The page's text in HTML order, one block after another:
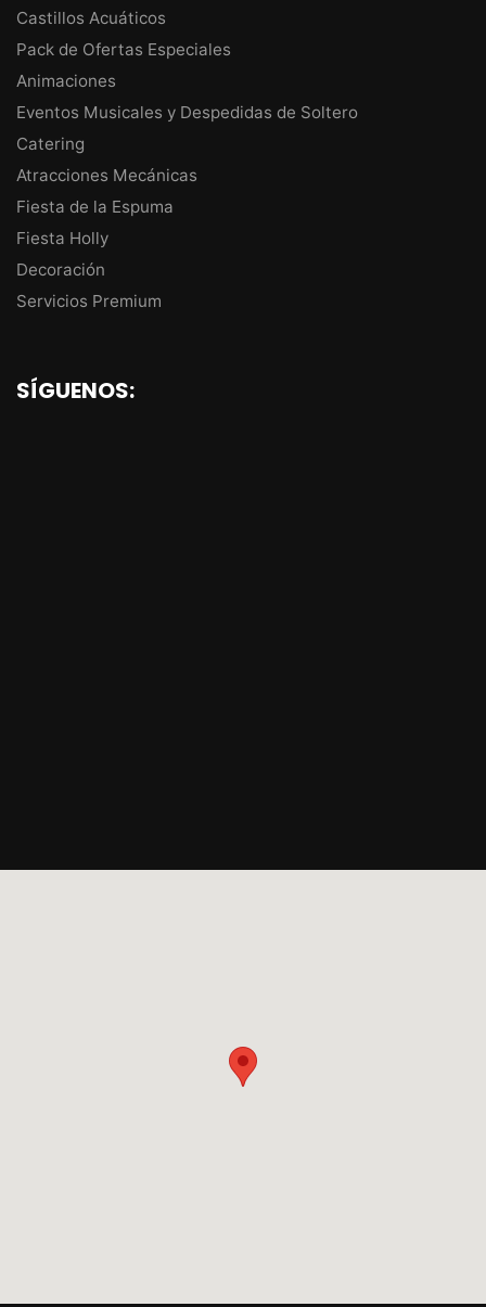
Castillos Acuáticos
Pack de Ofertas Especiales
Animaciones
Eventos Musicales y Despedidas de Soltero
Catering
Atracciones Mecánicas
Fiesta de la Espuma
Fiesta Holly
Decoración
Servicios Premium
SÍGUENOS: